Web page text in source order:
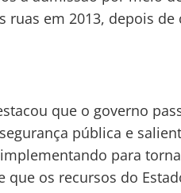
ruas em 2013, depois
que o governo
pública e
para
que os recursos do